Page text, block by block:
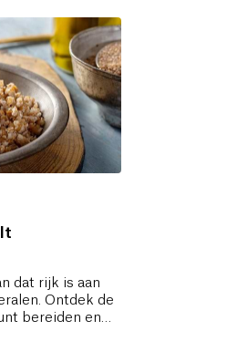
dat rijk is aan
Ontdek de
bereiden en